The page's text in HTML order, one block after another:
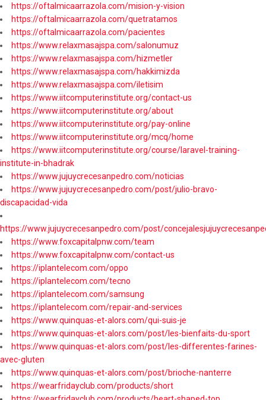
https://oftalmicaarrazola.com/mision-y-vision
https://oftalmicaarrazola.com/quetratamos
https://oftalmicaarrazola.com/pacientes
https://www.relaxmasajspa.com/salonumuz
https://www.relaxmasajspa.com/hizmetler
https://www.relaxmasajspa.com/hakkimizda
https://www.relaxmasajspa.com/iletisim
https://www.iitcomputerinstitute.org/contact-us
https://www.iitcomputerinstitute.org/about
https://www.iitcomputerinstitute.org/pay-online
https://www.iitcomputerinstitute.org/mcq/home
https://www.iitcomputerinstitute.org/course/laravel-training-
institute-in-bhadrak
https://www.jujuycrecesanpedro.com/noticias
https://www.jujuycrecesanpedro.com/post/julio-bravo-
discapacidad-vida
https://www.jujuycrecesanpedro.com/post/
https://www.foxcapitalpnw.com/team
https://www.foxcapitalpnw.com/contact-us
https://iplantelecom.com/oppo
https://iplantelecom.com/tecno
https://iplantelecom.com/samsung
https://iplantelecom.com/repair-and-services
https://www.quinquas-et-alors.com/qui-suis-je
https://www.quinquas-et-alors.com/post/les-bienfaits-du-sport
https://www.quinquas-et-alors.com/post/les-differentes-farines-
avec-gluten
https://www.quinquas-et-alors.com/post/brioche-nanterre
https://wearfridayclub.com/products/short